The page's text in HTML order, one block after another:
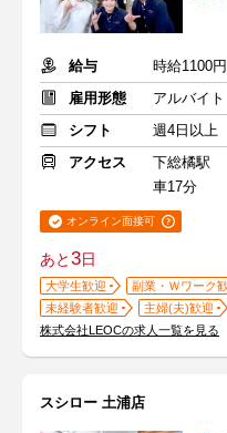
給与
時給1100
雇用形態
アルバイ
シフト
週4日以上
アクセス
下総橘駅
車17分
オンライン面接可
あと3日
大学生歓迎 副業・Ｗワーク
未経験者歓迎
主婦(夫)歓迎
株式会社LEOCの求人一覧を見る
スシロー 土浦店